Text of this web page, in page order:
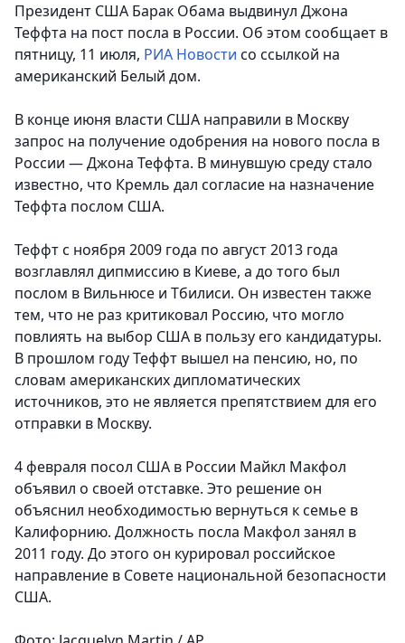
Президент США Барак Обама выдвинул Джона
Теффта на пост посла в России. Об этом сообщает в
пятницу, 11 июля, РИА Новости со ссылкой на
американский Белый дом.
В конце июня власти США направили в Москву
запрос на получение одобрения на нового посла в
России — Джона Теффта. В минувшую среду стало
известно, что Кремль дал согласие на назначение
Теффта послом США.
Теффт с ноября 2009 года по август 2013 года
возглавлял дипмиссию в Киеве, а до того был
послом в Вильнюсе и Тбилиси. Он известен также
тем, что не раз критиковал Россию, что могло
повлиять на выбор США в пользу его кандидатуры.
В прошлом году Теффт вышел на пенсию, но, по
словам американских дипломатических
источников, это не является препятствием для его
отправки в Москву.
4 февраля посол США в России Майкл Макфол
объявил о своей отставке. Это решение он
объяснил необходимостью вернуться к семье в
Калифорнию. Должность посла Макфол занял в
2011 году. До этого он курировал российское
направление в Совете национальной безопасности
США.